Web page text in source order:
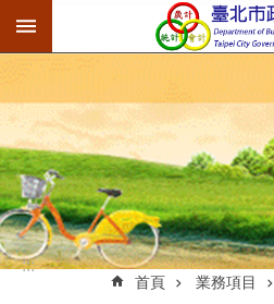
跳到主要內容區塊
:::
首頁 業務項目